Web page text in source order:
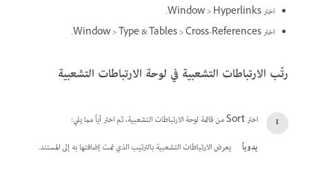
اختر Window > Hyperlinks.
اختر Window > Type & Tables > Cross-References.
رتّب الارتباطات التشعبية في لوحة الارتباطات التشعبية
اختر Sort من قائمة لوحة الارتباطات التشعبية، ثم اختر أياً مما يلي:
يدوياً
يعرض الارتباطات التشعبية بالترتيب الذي تمت إضافتها به إلى المستند.